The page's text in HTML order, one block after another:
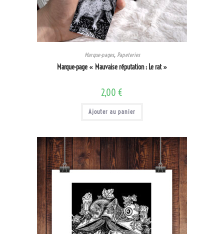
Marque-pages, Papeteries
Marque-page « Mauvaise réputation : Le rat »
2,00 €
Ajouter au panier